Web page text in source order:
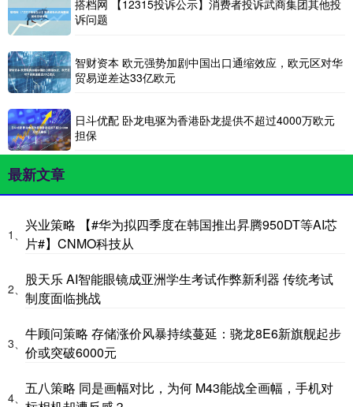
搭档网 【12315投诉公示】消费者投诉武商集团其他投
诉问题
智财资本 欧元强势加剧中国出口通缩效应，欧元区对华
贸易逆差达33亿欧元
日斗优配 卧龙电驱为香港卧龙提供不超过4000万欧元
担保
最新文章
1、
兴业策略 【#华为拟四季度在韩国推出昇腾950DT等AI芯
片#】CNMO科技从
2、
股天乐 AI智能眼镜成亚洲学生考试作弊新利器 传统考试
制度面临挑战
3、
牛顾问策略 存储涨价风暴持续蔓延：骁龙8E6新旗舰起步
价或突破6000元
4、
五八策略 同是画幅对比，为何 M43能战全画幅，手机对